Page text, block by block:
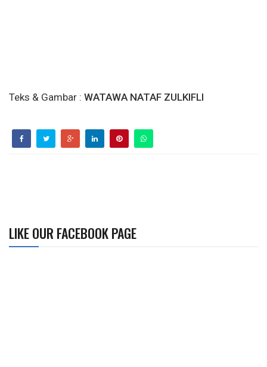
Teks & Gambar : WATAWA NATAF ZULKIFLI
LIKE OUR FACEBOOK PAGE